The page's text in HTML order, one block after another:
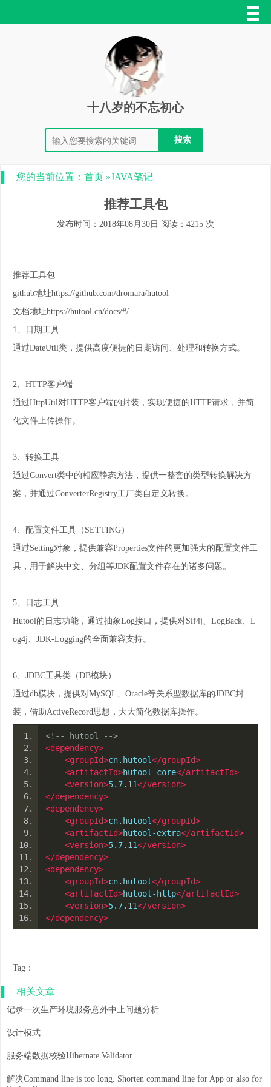
十八岁的不忘初心
您的当前位置： 首页 »JAVA笔记
推荐工具包
发布时间：2018年08月30日 阅读：4215 次
推荐工具包
github地址https://github.com/dromara/hutool
文档地址https://hutool.cn/docs/#/
1、日期工具
通过DateUtil类，提供高度便捷的日期访问、处理和转换方式。
2、HTTP客户端
通过HttpUtil对HTTP客户端的封装，实现便捷的HTTP请求，并简
化文件上传操作。
3、转换工具
通过Convert类中的相应静态方法，提供一整套的类型转换解决方
案，并通过ConverterRegistry工厂类自定义转换。
4、配置文件工具（SETTING）
通过Setting对象，提供兼容Properties文件的更加强大的配置文件工
具，用于解决中文、分组等JDK配置文件存在的诸多问题。
5、日志工具
Hutool的日志功能，通过抽象Log接口，提供对Slf4j、LogBack、L
og4j、JDK-Logging的全面兼容支持。
6、JDBC工具类（DB模块）
通过db模块，提供对MySQL、Oracle等关系型数据库的JDBC封
装，借助ActiveRecord思想，大大简化数据库操作。
<!-- hutool -->
<dependency>
<groupId>cn.hutool</groupId>
<artifactId>hutool-core</artifactId>
<version>5.7.11</version>
</dependency>
<dependency>
<groupId>cn.hutool</groupId>
<artifactId>hutool-extra</artifactId>
<version>5.7.11</version>
</dependency>
<dependency>
<groupId>cn.hutool</groupId>
<artifactId>hutool-http</artifactId>
<version>5.7.11</version>
</dependency>
Tag：
相关文章
记录一次生产环境服务意外中止问题分析
设计模式
服务端数据校验Hibernate Validator
解决Command line is too long. Shorten command line for App or also for